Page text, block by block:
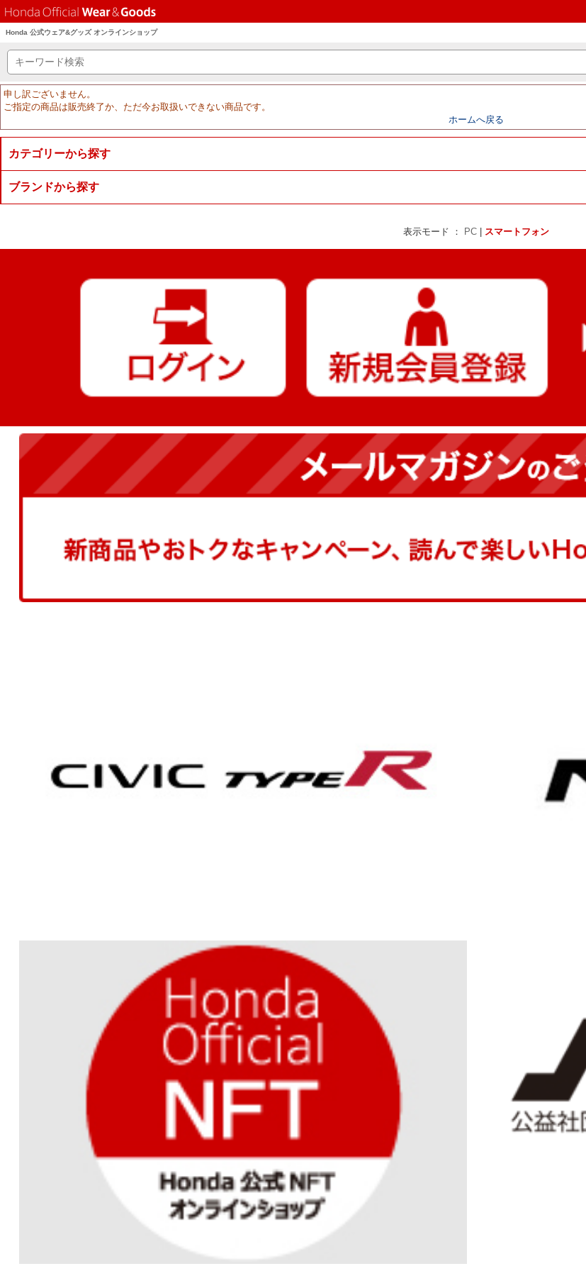
Honda 公式ウェア&グッズ オンラインショップ
申し訳ございません。
ご指定の商品は販売終了か、ただ今お取扱いできない商品です。
ホームへ戻る
カテゴリーから探す
ブランドから探す
表示モード ： PC スマートフォン